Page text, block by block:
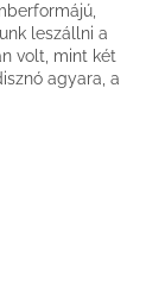
leszállni a
volt, mint két
agyara, a